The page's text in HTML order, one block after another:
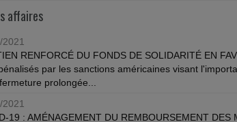
affaires
RENFORCÉ DU FONDS DE SOLIDARITÉ EN
par les sanctions américaines visant
prolongée...
19 : AMÉNAGEMENT DU REMBOURSEMENT